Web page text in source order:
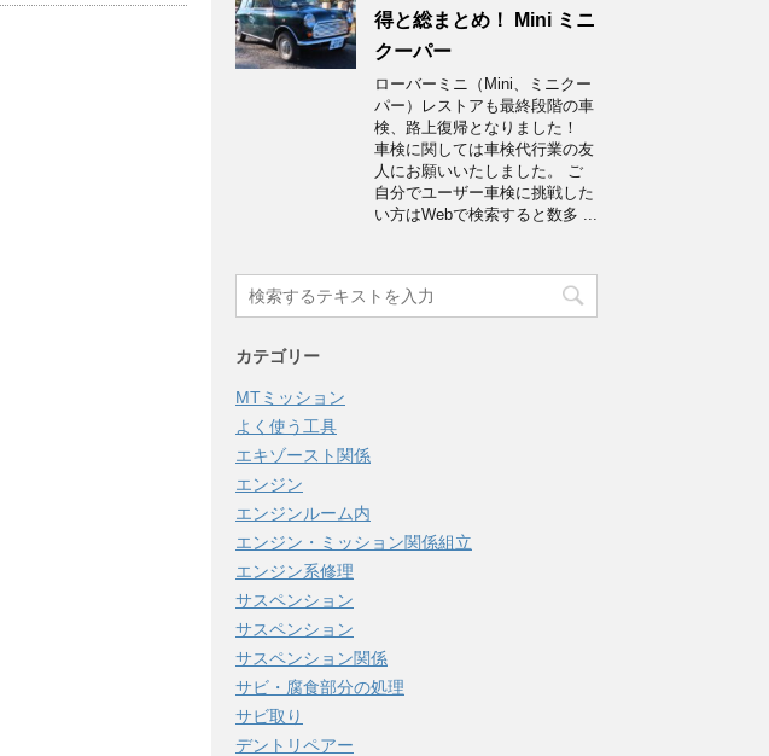
得と総まとめ！ Mini ミニ
クーパー
ローバーミニ（Mini、ミニクー
パー）レストアも最終段階の車
検、路上復帰となりました！
車検に関しては車検代行業の友
人にお願いいたしました。 ご
自分でユーザー車検に挑戦した
い方はWebで検索すると数多 ...
カテゴリー
MTミッション
よく使う工具
エキゾースト関係
エンジン
エンジンルーム内
エンジン・ミッション関係組立
エンジン系修理
サスペンション
サスペンション
サスペンション関係
サビ・腐食部分の処理
サビ取り
デントリペアー